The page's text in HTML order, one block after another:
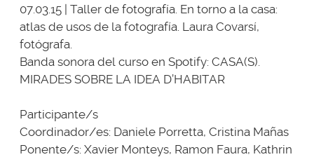
07.03.15 | Taller de fotografía. En torno a la casa:
atlas de usos de la fotografía. Laura Covarsí,
fotógrafa.
Banda sonora del curso en Spotify: CASA(S).
MIRADES SOBRE LA IDEA D’HABITAR
Participante/s
Coordinador/es: Daniele Porretta, Cristina Mañas
Ponente/s: Xavier Monteys, Ramon Faura, Kathrin